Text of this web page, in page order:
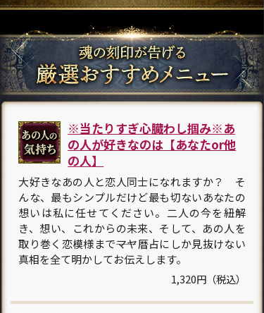
※当たりすぎ心臓わし掴み※あ
の人が好きなのは【あなたor他
の人】
大好きなあの人と恋人同士になれますか？ そ
んな、最もシンプルだけど最も切ないあなたの
想いは私に任せてください。二人の今を紐解
き、想い、これからの未来、そして、あの人を
取り巻く恋模様まで――マヤ暦占にしか見抜けない
真相を全て明かしてお伝えします。
1,320円（税込）